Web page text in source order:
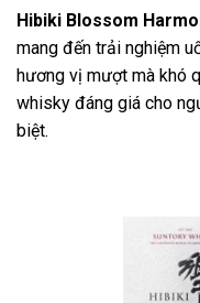
Hibiki Blossom
mang đến trải nghiệm
hương vị mượt mà khó
whisky đáng giá cho
biệt.